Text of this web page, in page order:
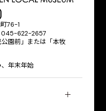
76-1
622-2657
園前」または「本牧
年末年始